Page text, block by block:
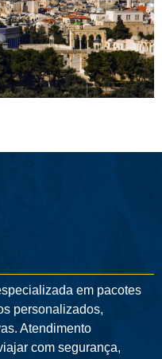
em pacotes
personalizados,
Atendimento
com segurança,